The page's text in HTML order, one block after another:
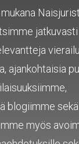
jatkuvasti
ajankohtaisia
blogiimme sekä
myös